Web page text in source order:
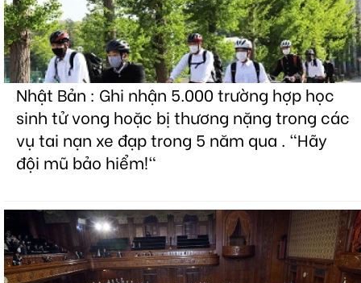
Nhật Bản : Ghi nhận 5.000 trường hợp học
sinh tử vong hoặc bị thương nặng trong các
vụ tai nạn xe đạp trong 5 năm qua . "Hãy
đội mũ bảo hiểm!"